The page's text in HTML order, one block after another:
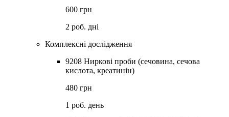
600 грн
2 роб. дні
Комплексні дослідження
9208 Ниркові проби (сечовина, сечова
кислота, креатинін)
480 грн
1 роб. день